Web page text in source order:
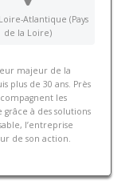
Atlantique (Pays
de la Loire)
majeur de la
plus de 30 ans. Près
les
à des solutions
l’entreprise
de son action.